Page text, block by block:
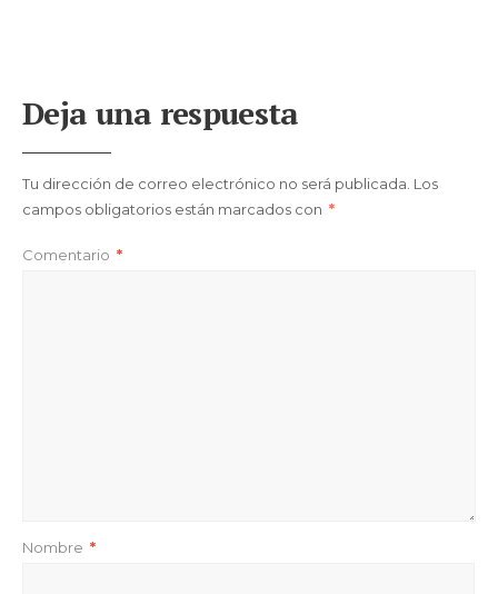
Deja una respuesta
Tu dirección de correo electrónico no será publicada. Los
campos obligatorios están marcados con *
Comentario *
Nombre *